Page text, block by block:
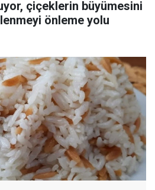
çiçeklerin büyümesini
önleme yolu